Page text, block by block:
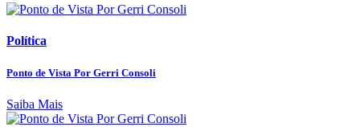
Política
Ponto de Vista Por Gerri Consoli
Saiba Mais